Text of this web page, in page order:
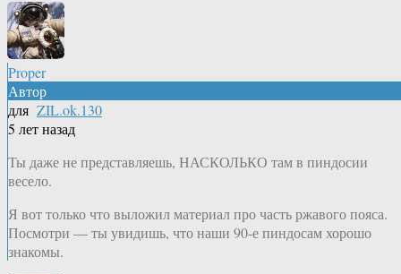
Proper
Автор
для ZIL.ok.130
5 лет назад
Ты даже не представляешь, НАСКОЛЬКО там в пиндосии
весело.
Я вот только что выложил материал про часть ржавого пояса.
Посмотри — ты увидишь, что наши 90-е пиндосам хорошо
знакомы.